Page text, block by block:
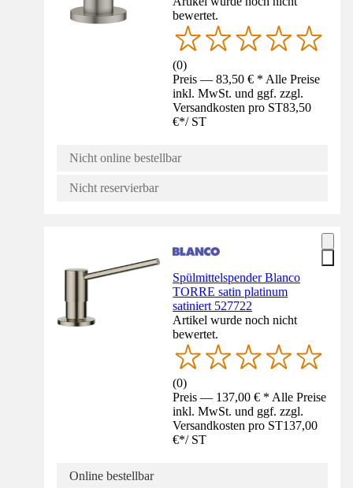
bewertet.
(0)
Preis — 83,50 € * Alle Preise
inkl. MwSt. und ggf. zzgl.
Versandkosten pro ST83,50
€*/ ST
Nicht online bestellbar
Nicht reservierbar
Spülmittelspender Blanco
TORRE satin platinum
satiniert 527722
Artikel wurde noch nicht
bewertet.
(0)
Preis — 137,00 € * Alle Preise
inkl. MwSt. und ggf. zzgl.
Versandkosten pro ST137,00
€*/ ST
Online bestellbar